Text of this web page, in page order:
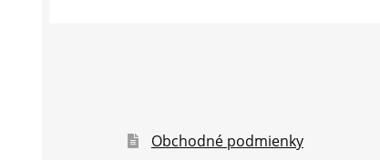
Obchodné podmienky